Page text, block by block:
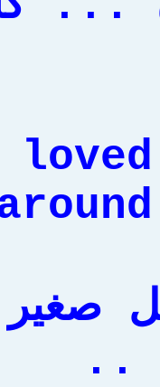
..